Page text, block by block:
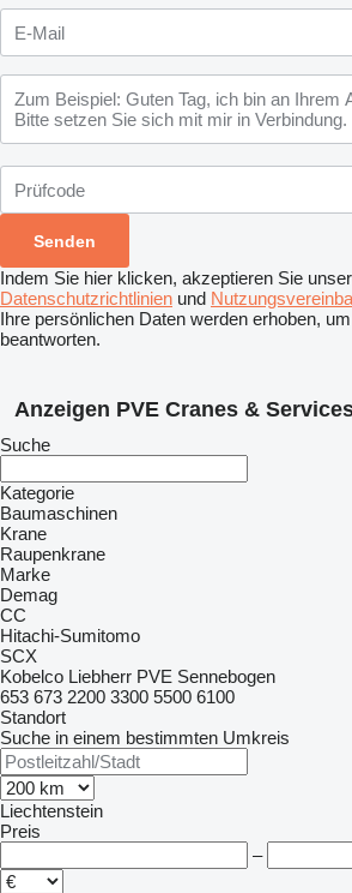
Indem Sie hier klicken, akzeptieren Sie
Datenschutzrichtlinien und
Ihre persönlichen Daten werden erhoben,
beantworten.
Anzeigen PVE Cranes &
Suche
Kategorie
Baumaschinen
Krane
Raupenkrane
Marke
Demag
CC
Hitachi-Sumitomo
SCX
Kobelco Liebherr PVE Sennebogen
653 673 2200 3300 5500 6100
Standort
Suche in einem bestimmten Umkreis
Liechtenstein
Preis
–